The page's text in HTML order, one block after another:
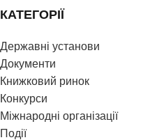
КАТЕГОРІЇ
Державні установи
Документи
Книжковий ринок
Конкурси
Міжнародні організації
Події